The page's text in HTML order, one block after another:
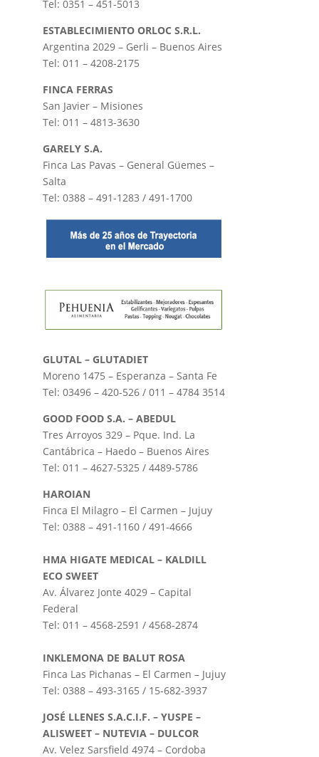
Tel: 0351 – 451-5013
ESTABLECIMIENTO ORLOC S.R.L.
Argentina 2029 – Gerli – Buenos Aires
Tel: 011 – 4208-2175
FINCA FERRAS
San Javier – Misiones
Tel: 011 – 4813-3630
GARELY S.A.
Finca Las Pavas – General Güemes –
Salta
Tel: 0388 – 491-1283 / 491-1700
GLUTAL – GLUTADIET
Moreno 1475 – Esperanza – Santa Fe
Tel: 03496 – 420-526 / 011 – 4784 3514
GOOD FOOD S.A. – ABEDUL
Tres Arroyos 329 – Pque. Ind. La
Cantábrica – Haedo – Buenos Aires
Tel: 011 – 4627-5325 / 4489-5786
HAROIAN
Finca El Milagro – El Carmen – Jujuy
Tel: 0388 – 491-1160 / 491-4666
HMA HIGATE MEDICAL – KALDILL
ECO SWEET
Av. Álvarez Jonte 4029 – Capital
Federal
Tel: 011 – 4568-2591 / 4568-2874
INKLEMONA DE BALUT ROSA
Finca Las Pichanas – El Carmen – Jujuy
Tel: 0388 – 493-3165 / 15-682-3937
JOSÉ LLENES S.A.C.I.F. – YUSPE –
ALISWEET – NUTEVIA – DULCOR
Av. Velez Sarsfield 4974 – Cordoba